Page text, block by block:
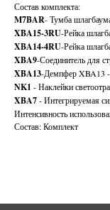
Состав комплекта:
M7BAR- Тумба
XBA15-3RU-Рейка
XBA14-4RU-Рейка
XBA9-Соединитель для
XBA13-Демпфер XBA13
NK1 - Наклейки
XBA7- Интегрируемая
Интенсивность
Состав: Комплект